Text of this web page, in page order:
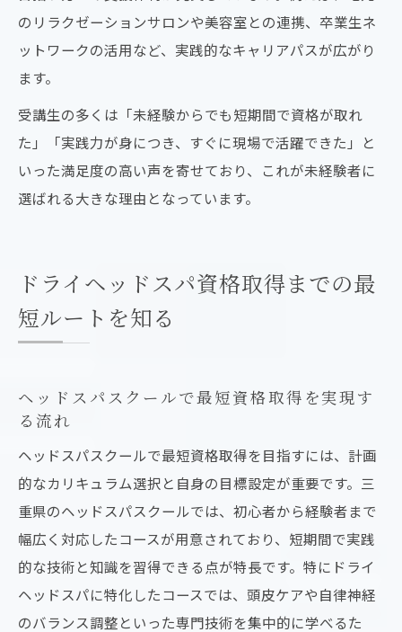
のリラクゼーションサロンや美容室との連携、卒業生ネ
ットワークの活用など、実践的なキャリアパスが広がり
ます。
受講生の多くは「未経験からでも短期間で資格が取れ
た」「実践力が身につき、すぐに現場で活躍できた」と
いった満足度の高い声を寄せており、これが未経験者に
選ばれる大きな理由となっています。
ドライヘッドスパ資格取得までの最
短ルートを知る
ヘッドスパスクールで最短資格取得を実現す
る流れ
ヘッドスパスクールで最短資格取得を目指すには、計画
的なカリキュラム選択と自身の目標設定が重要です。三
重県のヘッドスパスクールでは、初心者から経験者まで
幅広く対応したコースが用意されており、短期間で実践
的な技術と知識を習得できる点が特長です。特にドライ
ヘッドスパに特化したコースでは、頭皮ケアや自律神経
のバランス調整といった専門技術を集中的に学べるた